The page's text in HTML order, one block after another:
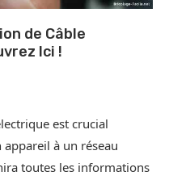
de Câble
Ici !
est crucial
appareil à un réseau
toutes les informations